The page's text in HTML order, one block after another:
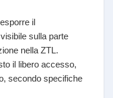
il
sulla parte
nella ZTL.
il libero accesso,
secondo specifiche